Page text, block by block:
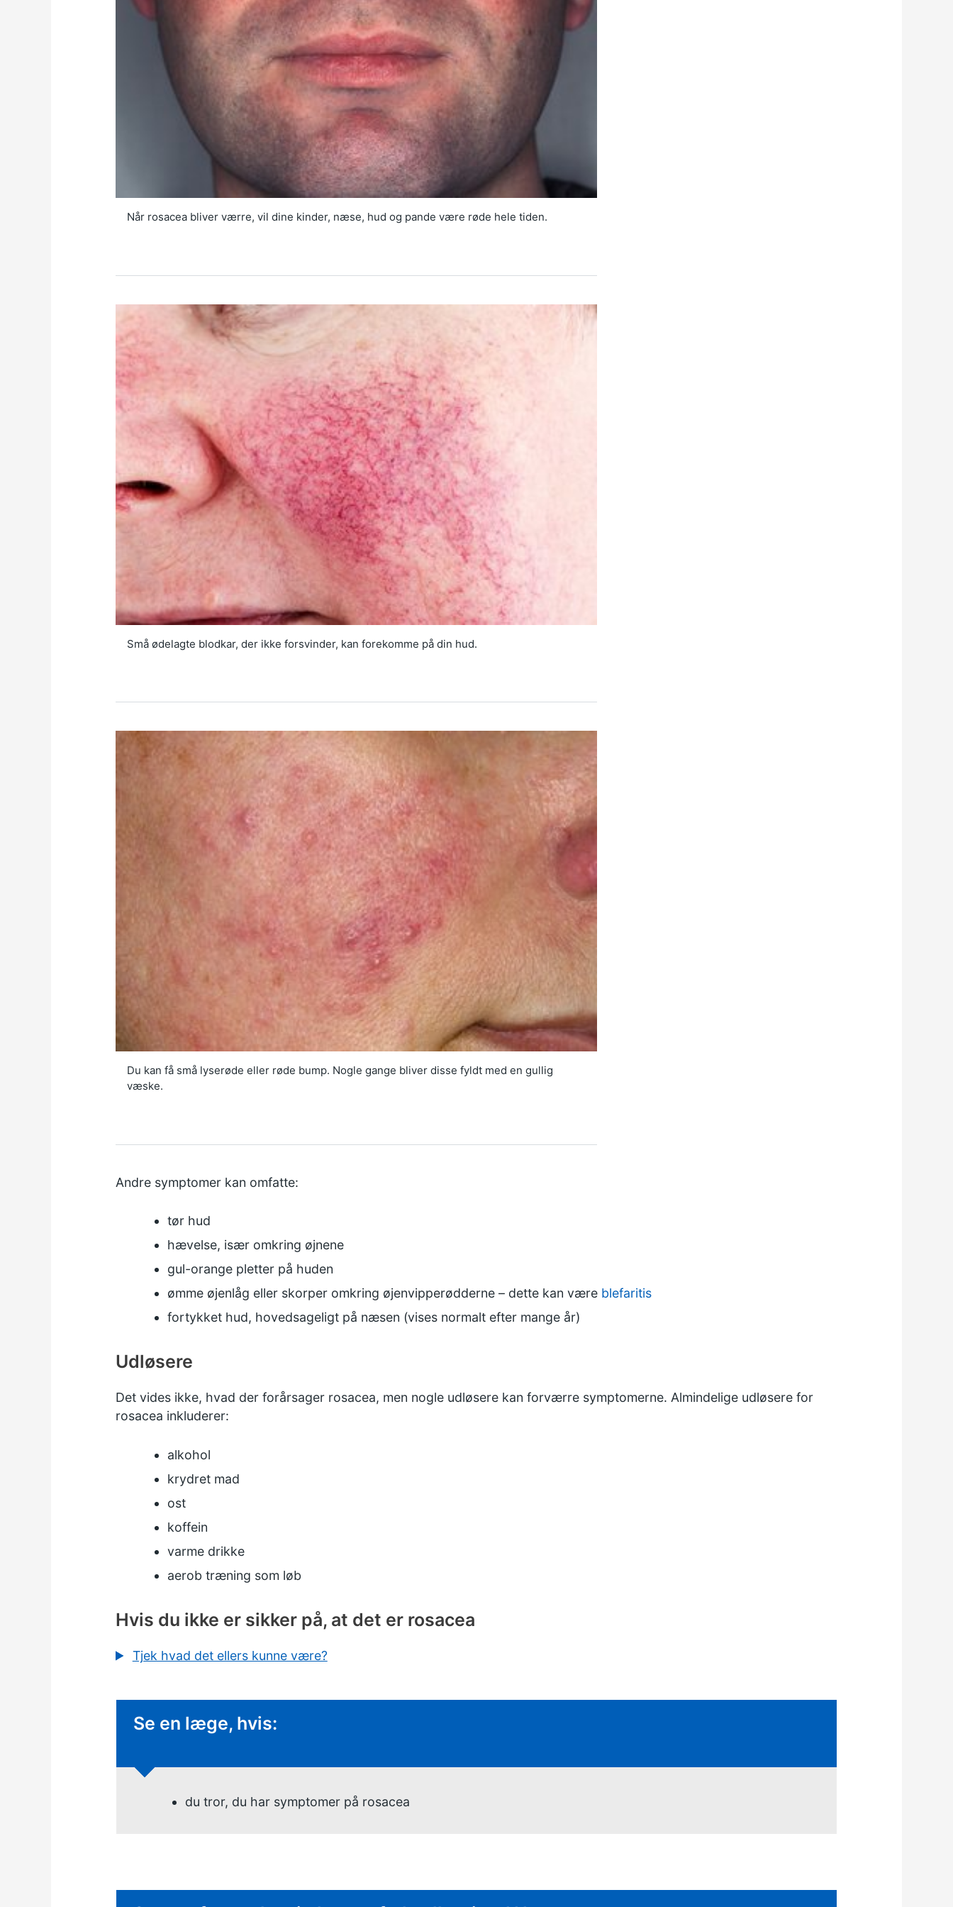
Når rosacea bliver værre, vil dine kinder, næse, hud og pande være røde hele tiden.
Små ødelagte blodkar, der ikke forsvinder, kan forekomme på din hud.
Du kan få små lyserøde eller røde bump. Nogle gange bliver disse fyldt med en gullig
væske.
Andre symptomer kan omfatte:
tør hud
hævelse, især omkring øjnene
gul-orange pletter på huden
ømme øjenlåg eller skorper omkring øjenvipperødderne – dette kan være blefaritis
fortykket hud, hovedsageligt på næsen (vises normalt efter mange år)
Udløsere
Det vides ikke, hvad der forårsager rosacea, men nogle udløsere kan forværre symptomerne. Almindelige udløsere for
rosacea inkluderer:
alkohol
krydret mad
ost
koffein
varme drikke
aerob træning som løb
Hvis du ikke er sikker på, at det er rosacea
Tjek hvad det ellers kunne være?
Ikke-presserende rådgivning:
Se en læge, hvis:
du tror, du har symptomer på rosacea